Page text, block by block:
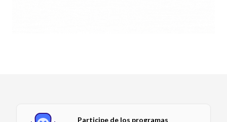
Participe de los programas